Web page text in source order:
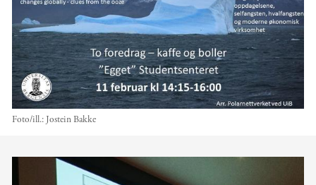
Foto/ill.: Jostein Bakke
Hovedinnhold